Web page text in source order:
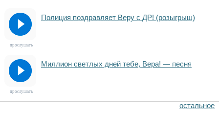
Полиция поздравляет Веру с ДР! (розыгрыш)
прослушать
Миллион светлых дней тебе, Вера! — песня
прослушать
остальное